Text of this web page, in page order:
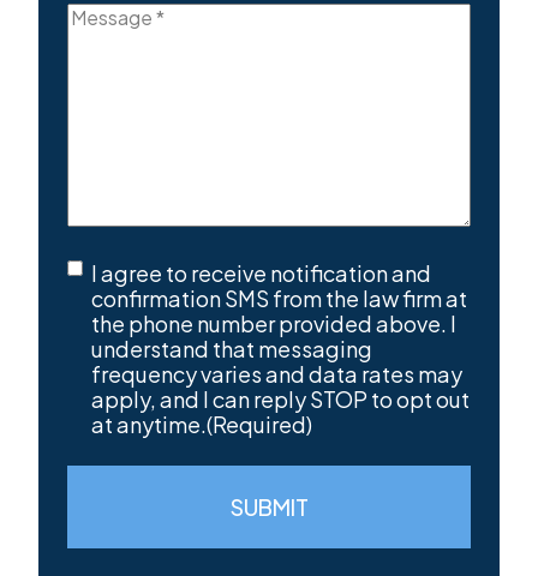
Message(Required)
SMS
Consent(Required)
I agree to receive notification and
confirmation SMS from the law firm at
the phone number provided above. I
understand that messaging
frequency varies and data rates may
apply, and I can reply STOP to opt out
at anytime.(Required)
SUBMIT